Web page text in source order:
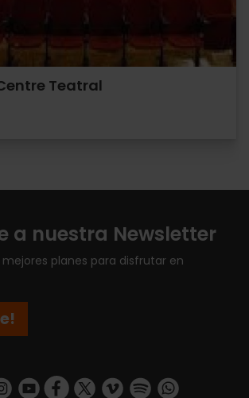
Teatral
a nuestra Newsletter
mejores planes para disfrutar en
company/turismo-valencia/mycompany/
www.instagram.com/visit_valencia/
https://www.youtube.com/user/
https://www.facebook.com/
https://twitter.com/
https://vimeo.com/
https://https://api.whatsapp.com/